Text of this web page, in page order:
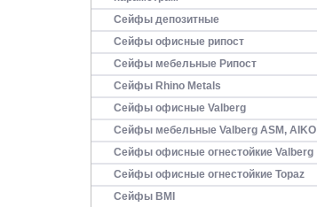
Сейфы депозитные
Сейфы офисные рипост
Сейфы мебельные Рипост
Сейфы Rhino Metals
Сейфы офисные Valberg
Сейфы мебельные Valberg ASM, AIKO
Сейфы офисные огнестойкие Valberg
Сейфы офисные огнестойкие Topaz
Сейфы ВМI